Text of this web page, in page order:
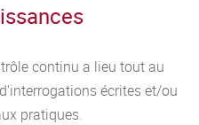
continu a lieu tout au
écrites et/ou
pratiques.